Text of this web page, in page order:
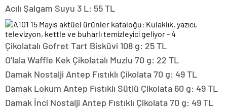
Acılı Şalgam Suyu 3 L: 55 TL
Çikolatalı Gofret Tart Bisküvi 108 g: 25 TL
O’lala Waffle Kek Çikolatalı Muzlu 70 g: 22 TL
Damak Nostalji Antep Fıstıklı Çikolata 70 g: 49 TL
Damak Lokum Antep Fıstıklı Sütlü Çikolata 60 g: 49 TL
Damak İnci Nostalji Antep Fıstıklı Çikolata 70 g: 49 TL